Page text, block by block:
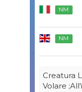
NM
NM
Creatura
Volare